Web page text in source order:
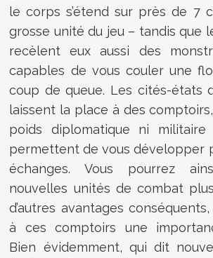
le corps s’étend sur près de 7
grosse unité du jeu – tandis que
recèlent eux aussi des
capables de vous couler une
coup de queue. Les cités-états
laissent la place à des
poids diplomatique ni
permettent de vous développer
échanges. Vous pourrez
nouvelles unités de combat
d’autres avantages
à ces comptoirs une
Bien évidemment, qui dit